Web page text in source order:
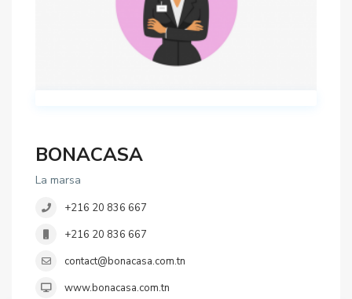
BONACASA
La marsa
+216 20 836 667
+216 20 836 667
contact@bonacasa.com.tn
www.bonacasa.com.tn